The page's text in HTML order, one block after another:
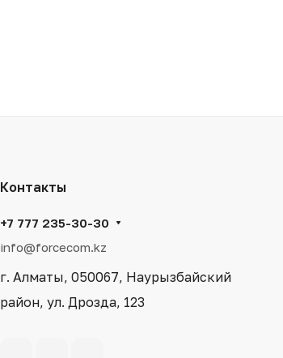
Контакты
+7 777 235-30-30
info@forcecom.kz
г. Алматы, 050067, Наурызбайский
район, ул. Дрозда, 123